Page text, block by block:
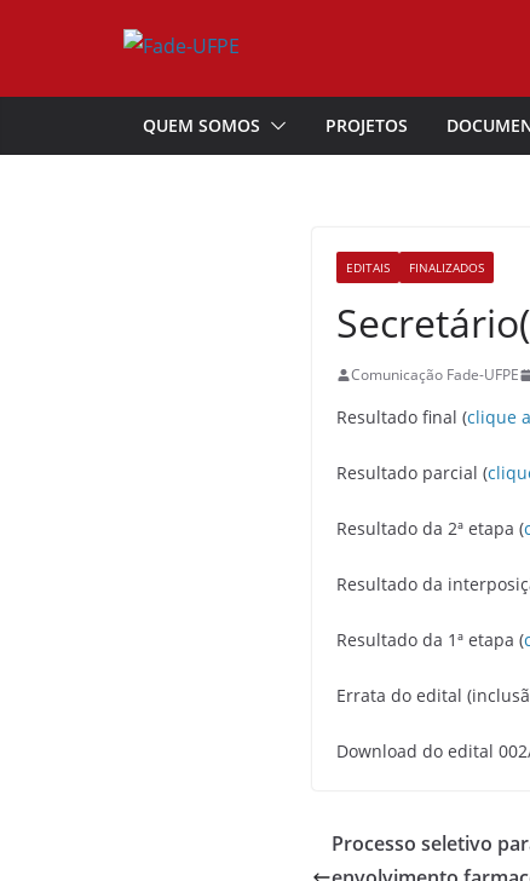
QUEM SOMOS PROJETOS
EDITAIS FINALIZADOS
Comunicação Fade-UFPE
Resultado final (clique
Resultado parcial (
Resultado da 2ª etapa (
Resultado da
Resultado da 1ª etapa (
Errata do edital
Download do edital
Processo seletivo